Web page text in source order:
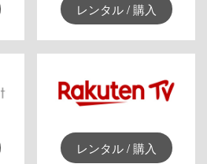
レンタル / 購入
レンタル / 購入